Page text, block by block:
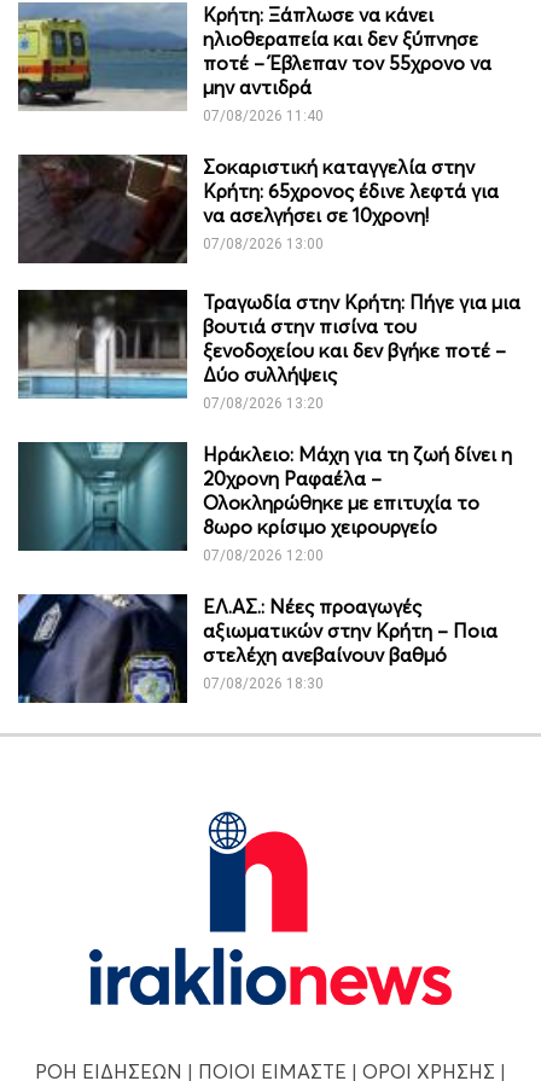
Κρήτη: Ξάπλωσε να κάνει
ηλιοθεραπεία και δεν ξύπνησε
ποτέ – Έβλεπαν τον 55χρονο να
μην αντιδρά
07/08/2026 11:40
Σοκαριστική καταγγελία στην
Κρήτη: 65χρονος έδινε λεφτά για
να ασελγήσει σε 10χρονη!
07/08/2026 13:00
Τραγωδία στην Κρήτη: Πήγε για μια
βουτιά στην πισίνα του
ξενοδοχείου και δεν βγήκε ποτέ –
Δύο συλλήψεις
07/08/2026 13:20
Ηράκλειο: Μάχη για τη ζωή δίνει η
20χρονη Ραφαέλα –
Ολοκληρώθηκε με επιτυχία το
8ωρο κρίσιμο χειρουργείο
07/08/2026 12:00
ΕΛ.ΑΣ.: Νέες προαγωγές
αξιωματικών στην Κρήτη – Ποια
στελέχη ανεβαίνουν βαθμό
07/08/2026 18:30
ΡΟΗ ΕΙΔΗΣΕΩΝ | ΠΟΙΟΙ ΕΙΜΑΣΤΕ | ΟΡΟΙ ΧΡΗΣΗΣ |